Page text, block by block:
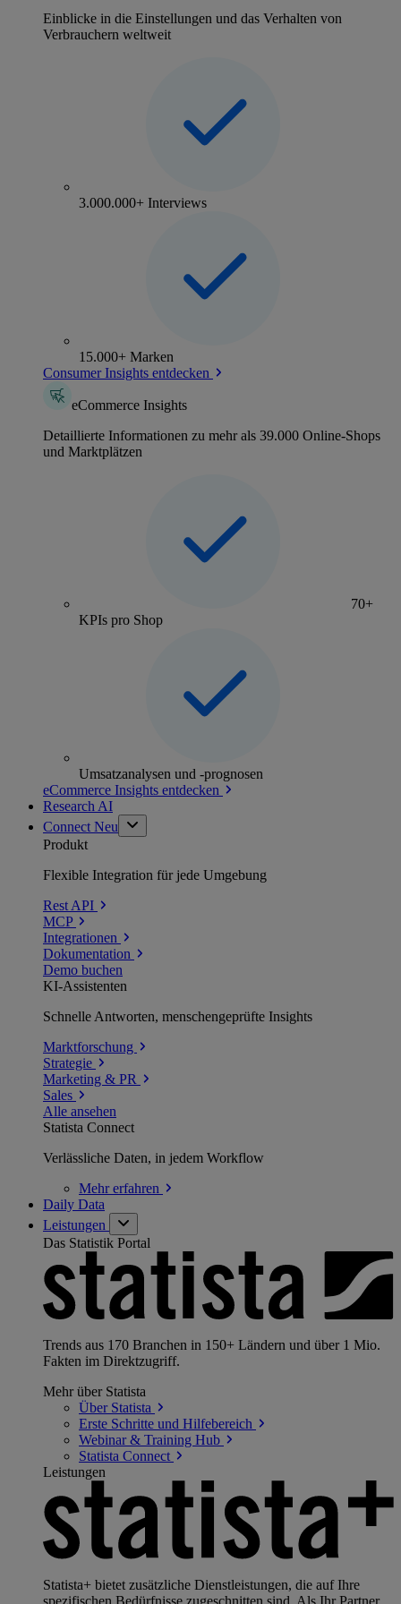
Einblicke in die Einstellungen und das Verhalten von
Verbrauchern weltweit
3.000.000+ Interviews
15.000+ Marken
Consumer Insights entdecken
eCommerce Insights
Detaillierte Informationen zu mehr als 39.000 Online-Shops
und Marktplätzen
70+
KPIs pro Shop
Umsatzanalysen und -prognosen
eCommerce Insights entdecken
Research AI
Connect Neu
Produkt
Flexible Integration für jede Umgebung
Rest API
MCP
Integrationen
Dokumentation
Demo buchen
KI-Assistenten
Schnelle Antworten, menschengeprüfte Insights
Marktforschung
Strategie
Marketing & PR
Sales
Alle ansehen
Statista Connect
Verlässliche Daten, in jedem Workflow
Mehrerfahren
Daily Data
Leistungen
Das Statistik Portal
Trends aus 170 Branchen in 150+ Ländern und über 1 Mio.
Fakten im Direktzugriff.
Mehr über Statista
Über Statista
Erste Schritte und Hilfebereich
Webinar & Training Hub
Statista Connect
Leistungen
Statista+ bietet zusätzliche Dienstleistungen, die auf Ihre
spezifischen Bedürfnisse zugeschnitten sind. Als Ihr Partner